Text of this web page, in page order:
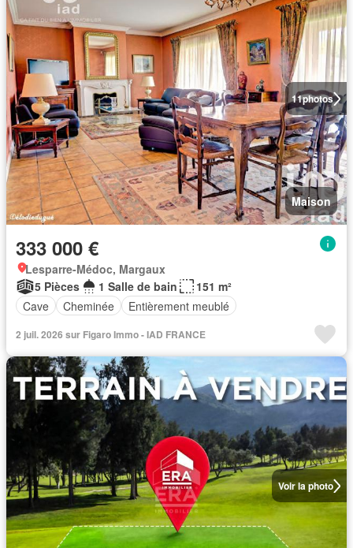
11photos
Maison
333 000 €
Lesparre-Médoc, Margaux
5 Pièces
1 Salle de bain
151 m²
Cave
Cheminée Entièrement meublé
2 juil. 2026 sur Figaro Immo - IAD FRANCE
Voir la photo